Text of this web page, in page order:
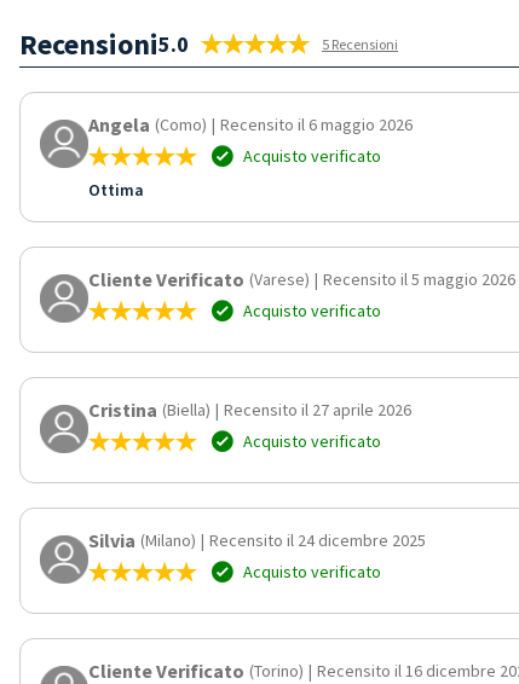
Recensioni5.0 5 Recensioni
Angela (Como) | Recensito il 6 maggio 2026
Acquisto verificato
Ottima
Cliente Verificato (Varese) | Recensito il 5 maggio 2026
Acquisto verificato
Cristina (Biella) | Recensito il 27 aprile 2026
Acquisto verificato
Silvia (Milano) | Recensito il 24 dicembre 2025
Acquisto verificato
Cliente Verificato (Torino) | Recensito il 16 dicembre